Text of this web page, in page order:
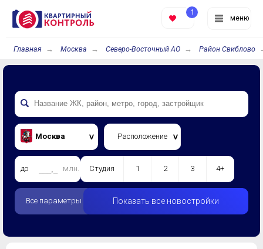
меню
1
Главная Москва Северо-Восточный АО Район Свиблово
Москва Расположение
до млн. Студия 1 2 3 4+
Все параметры Показать все новостройки